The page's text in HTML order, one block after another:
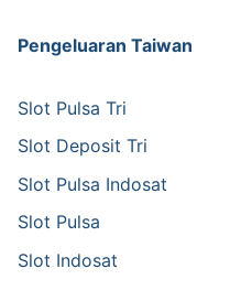
Pengeluaran Taiwan
Slot Pulsa Tri
Slot Deposit Tri
Slot Pulsa Indosat
Slot Pulsa
Slot Indosat